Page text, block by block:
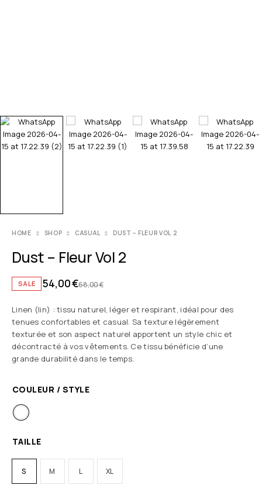
HOME SHOP CASUAL DUST – FLEUR VOL 2
Dust – Fleur Vol 2
SALE 68,00€
54,00€
Linen (lin) : tissu naturel, léger et respirant, idéal pour des
tenues confortables et casual. Sa texture légèrement
texturée et son aspect naturel apportent un style chic et
décontracté à vos vêtements. Ce tissu bénéficie d’une
grande durabilité dans le temps.
COULEUR / STYLE
TAILLE
S M L XL